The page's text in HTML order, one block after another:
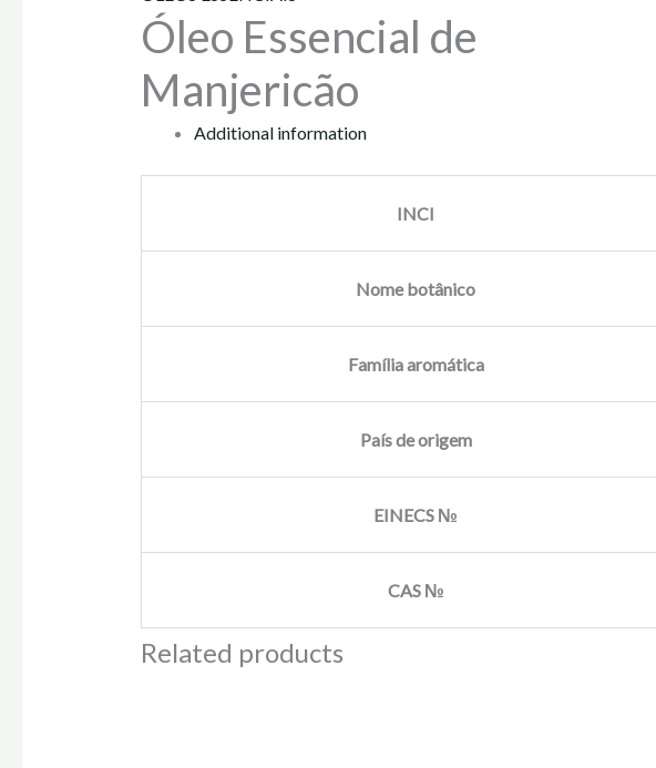
Óleo Essencial de
Manjericão
Additional information
INCI
Nome botânico
Família aromática
País de origem
EINECS №
CAS №
Related products